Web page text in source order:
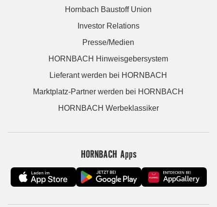
Hornbach Baustoff Union
Investor Relations
Presse/Medien
HORNBACH Hinweisgebersystem
Lieferant werden bei HORNBACH
Marktplatz-Partner werden bei HORNBACH
HORNBACH Werbeklassiker
HORNBACH Apps